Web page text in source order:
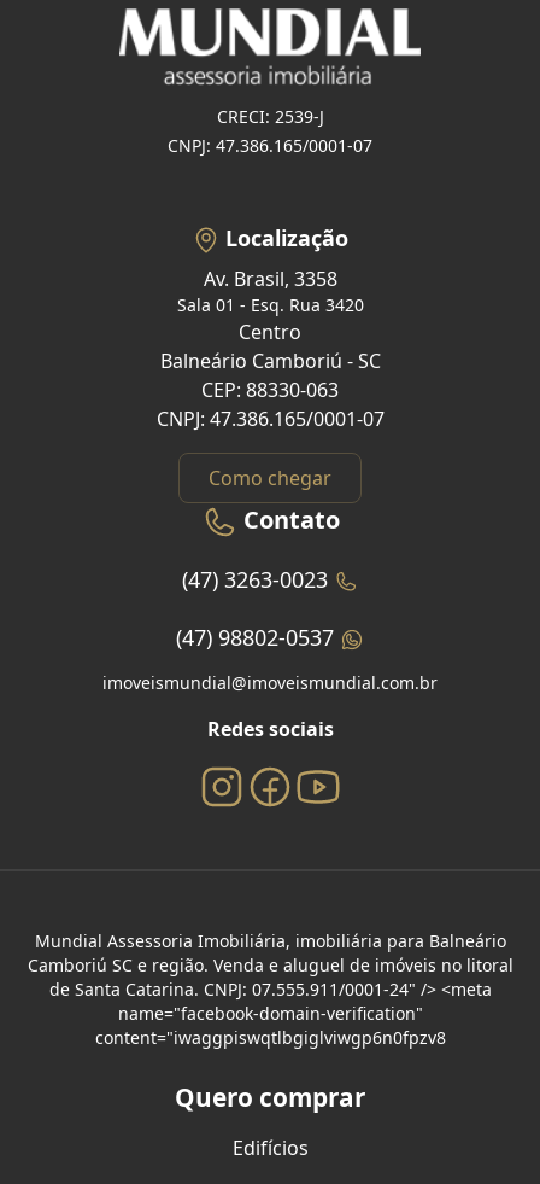
CRECI: 2539-J
CNPJ: 47.386.165/0001-07
Localização
Av. Brasil, 3358
Sala 01 - Esq. Rua 3420
Centro
Balneário Camboriú - SC
CEP: 88330-063
CNPJ: 47.386.165/0001-07
Como chegar
Contato
(47) 3263-0023
(47) 98802-0537
imoveismundial@imoveismundial.com.br
Redes sociais
Mundial Assessoria Imobiliária, imobiliária para Balneário
Camboriú SC e região. Venda e aluguel de imóveis no litoral
de Santa Catarina. CNPJ: 07.555.911/0001-24" /> <meta
name="facebook-domain-verification"
content="iwaggpiswqtlbgiglviwgp6n0fpzv8
Quero comprar
Edifícios